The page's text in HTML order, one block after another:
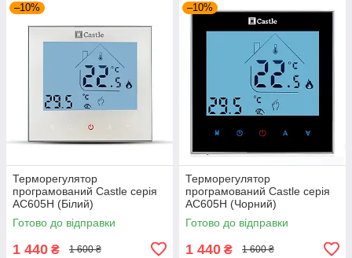
–10%
Терморегулятор
програмований Castle серія
AC605H (Білий)
Готово до відправки
1 440 ₴ 1 600 ₴
–10%
Терморегулятор
програмований Castle серія
AC605H (Чорний)
Готово до відправки
1 440 ₴ 1 600 ₴